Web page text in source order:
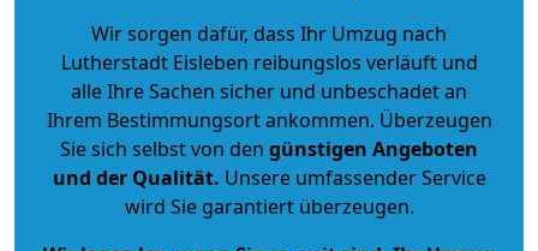
Wir sorgen dafür, dass Ihr Umzug nach
Lutherstadt Eisleben reibungslos verläuft und
alle Ihre Sachen sicher und unbeschadet an
Ihrem Bestimmungsort ankommen. Überzeugen
Sie sich selbst von den günstigen Angeboten
und der Qualität. Unsere umfassender Service
wird Sie garantiert überzeugen.